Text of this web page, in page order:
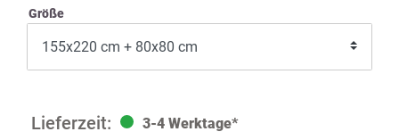
Größe
3-4 Werktage*